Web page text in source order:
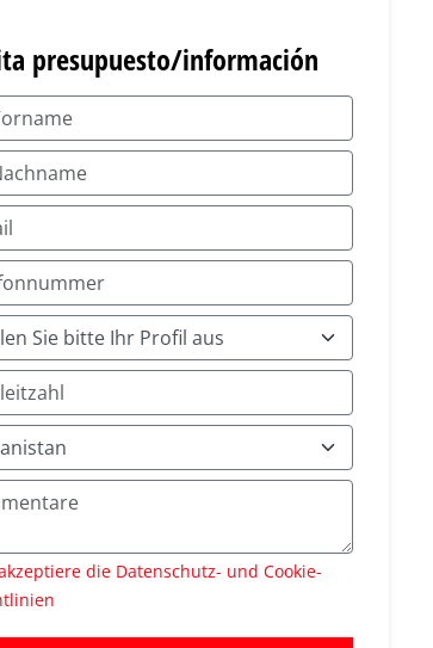
presupuesto/información
die Datenschutz- und Cookie-